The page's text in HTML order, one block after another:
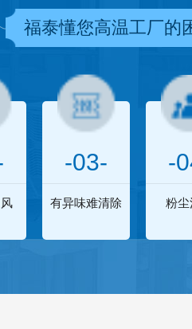
福泰懂您高温工厂的
-03-
有异味难清除
-
粉尘